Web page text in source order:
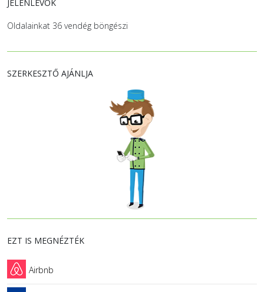
JELENLÉVŐK
Oldalainkat 36 vendég böngészi
SZERKESZTŐ AJÁNLJA
EZT IS MEGNÉZTÉK
Airbnb